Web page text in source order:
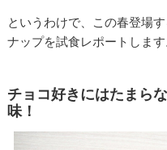
というわけで、この春登場
ナップを試食レポートします
チョコ好きにはたまら
味！